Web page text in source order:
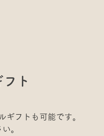
ト
ギフトも可能です。
。